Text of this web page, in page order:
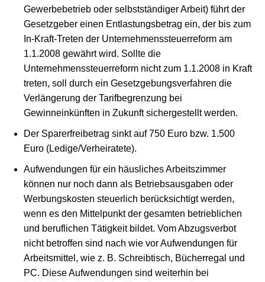
Gewerbebetrieb oder selbstständiger Arbeit) führt der
Gesetzgeber einen Entlastungsbetrag ein, der bis zum
In-Kraft-Treten der Unternehmenssteuerreform am
1.1.2008 gewährt wird. Sollte die
Unternehmenssteuerreform nicht zum 1.1.2008 in Kraft
treten, soll durch ein Gesetzgebungsverfahren die
Verlängerung der Tarifbegrenzung bei
Gewinneinkünften in Zukunft sichergestellt werden.
Der Sparerfreibetrag sinkt auf 750 Euro bzw. 1.500
Euro (Ledige/Verheiratete).
Aufwendungen für ein häusliches Arbeitszimmer
können nur noch dann als Betriebsausgaben oder
Werbungskosten steuerlich berücksichtigt werden,
wenn es den Mittelpunkt der gesamten betrieblichen
und beruflichen Tätigkeit bildet. Vom Abzugsverbot
nicht betroffen sind nach wie vor Aufwendungen für
Arbeitsmittel, wie z. B. Schreibtisch, Bücherregal und
PC. Diese Aufwendungen sind weiterhin bei